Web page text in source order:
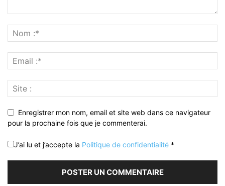
Enregistrer mon nom, email et site web dans ce navigateur
pour la prochaine fois que je commenterai.
J’ai lu et j’accepte la Politique de confidentialité *